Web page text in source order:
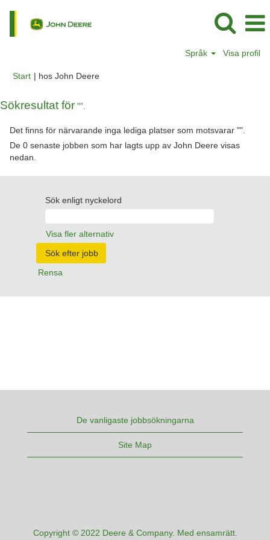
Språk Visa profil
Start | hos John Deere(aktuell
Sökresultat för "".
Det finns för närvarande inga lediga platser som motsvarar "".
De 0 senaste jobben som har lagts upp av John Deere visas
nedan.
Sök enligt nyckelord
Visa fler alternativ
Rensa
De vanligaste jobbsökningarna
Site Map
Copyright © 2022 Deere & Company. Med ensamrätt.